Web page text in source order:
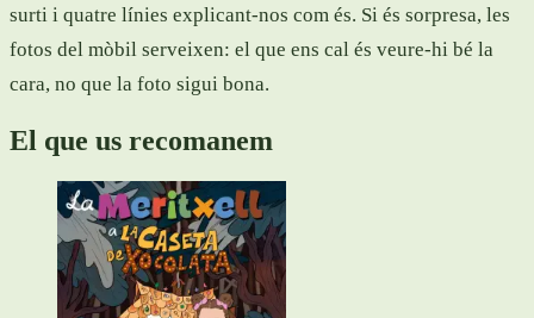
surti i quatre línies explicant-nos com és. Si és sorpresa, les
fotos del mòbil serveixen: el que ens cal és veure-hi bé la
cara, no que la foto sigui bona.
El que us recomanem